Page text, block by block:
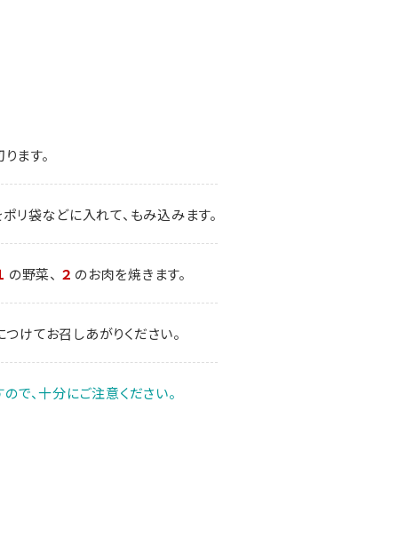
ます。
リ袋などに入れて、もみ込みます。
の野菜、 ２ のお肉を焼きます。
つけてお召しあがりください。
、十分にご注意ください。